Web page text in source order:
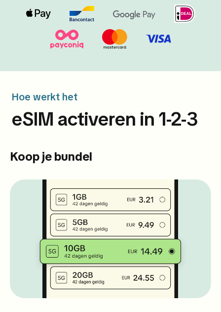
Hoe werkt het
eSIM activeren in 1-2-3
Koop je bundel